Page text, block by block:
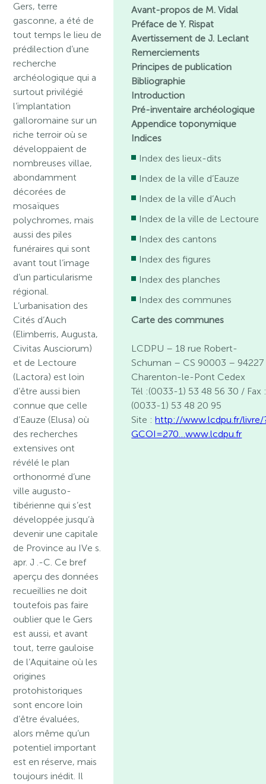
Gers, terre
gasconne, a été de
tout temps le lieu de
prédilection d’une
recherche
archéologique qui a
surtout privilégié
l’implantation
galloromaine sur un
riche terroir où se
développaient de
nombreuses villae,
abondamment
décorées de
mosaïques
polychromes, mais
aussi des piles
funéraires qui sont
avant tout l’image
d’un particularisme
régional.
L’urbanisation des
Cités d’Auch
(Elimberris, Augusta,
Civitas Ausciorum)
et de Lectoure
(Lactora) est loin
d’être aussi bien
connue que celle
d’Eauze (Elusa) où
des recherches
extensives ont
révélé le plan
orthonormé d’une
ville augusto-
tibérienne qui s’est
développée jusqu’à
devenir une capitale
de Province au IVe s.
apr. J .-C. Ce bref
aperçu des données
recueillies ne doit
toutefois pas faire
oublier que le Gers
est aussi, et avant
tout, terre gauloise
de l’Aquitaine où les
origines
protohistoriques
sont encore loin
d’être évaluées,
alors même qu’un
potentiel important
est en réserve, mais
toujours inédit. Il
Avant-propos de M. Vidal
Préface de Y. Rispat
Avertissement de J. Leclant
Remerciements
Principes de publication
Bibliographie
Introduction
Pré-inventaire archéologique
Appendice toponymique
Indices
Index des lieux-dits
Index de la ville d’Eauze
Index de la ville d’Auch
Index de la ville de Lectoure
Index des cantons
Index des figures
Index des planches
Index des communes
Carte des communes
LCDPU – 18 rue Robert-
Schuman – CS 90003 – 94227
Charenton-le-Pont Cedex
Tél :(0033-1) 53 48 56 30 / Fax
(0033-1) 53 48 20 95
Site :http://www.lcdpu.fr/livre/
GCOI=270…www.lcdpu.fr